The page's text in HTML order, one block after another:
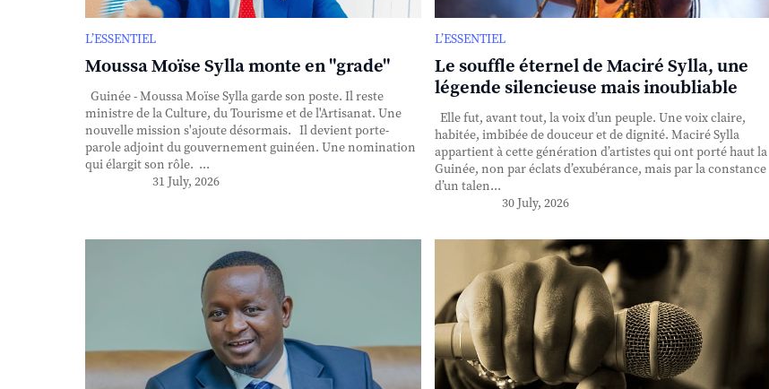
L’ESSENTIEL
Moussa Moïse Sylla monte en "grade"
Guinée - Moussa Moïse Sylla garde son poste. Il reste
ministre de la Culture, du Tourisme et de l'Artisanat. Une
nouvelle mission s'ajoute désormais. Il devient porte-
parole adjoint du gouvernement guinéen. Une nomination
qui élargit son rôle. ...
31 July, 2026
L’ESSENTIEL
Le souffle éternel de Maciré Sylla, une
légende silencieuse mais inoubliable
Elle fut, avant tout, la voix d’un peuple. Une voix claire,
habitée, imbibée de douceur et de dignité. Maciré Sylla
appartient à cette génération d’artistes qui ont porté haut la
Guinée, non par éclats d’exubérance, mais par la constance
d’un talen...
30 July, 2026